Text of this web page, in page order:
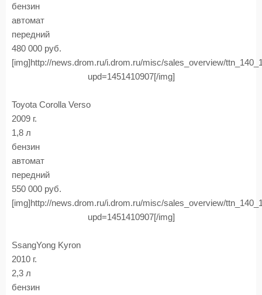
бензин
автомат
передний
480 000 руб.
[img]http://news.drom.ru/i.drom.ru/misc/sales_overview/
upd=1451410907[/img]
Toyota Corolla Verso
2009 г.
1,8 л
бензин
автомат
передний
550 000 руб.
[img]http://news.drom.ru/i.drom.ru/misc/sales_overview/
upd=1451410907[/img]
SsangYong Kyron
2010 г.
2,3 л
бензин